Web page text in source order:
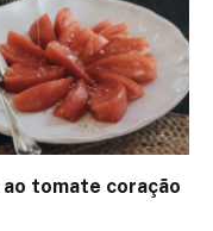
tomate coração